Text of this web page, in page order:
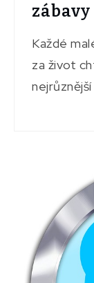
zábavy
Každé
za život